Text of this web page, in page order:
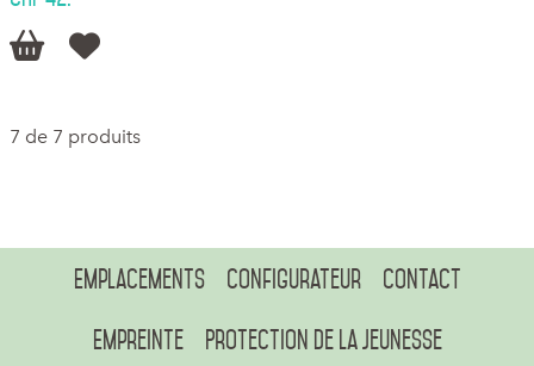
 
7 de 7 produits
Emplacements Configurateur Contact
Empreinte Protection de la jeunesse